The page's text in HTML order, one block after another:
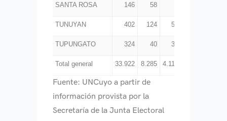
SANTA ROSA 146 58
TUNUYAN 402 124 51
TUPUNGATO 324 40 32
Total general 33.922 8.285 4.118
Fuente: UNCuyo a partir de
información provista por la
Secretaría de la Junta Electoral